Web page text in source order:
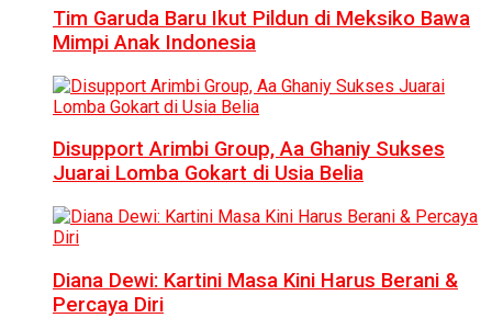
Tim Garuda Baru Ikut Pildun di Meksiko Bawa
Mimpi Anak Indonesia
Disupport Arimbi Group, Aa Ghaniy Sukses
Juarai Lomba Gokart di Usia Belia
Diana Dewi: Kartini Masa Kini Harus Berani &
Percaya Diri